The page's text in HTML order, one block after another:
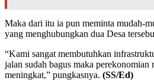
Maka dari itu ia pun meminta mudah-
yang menghubungkan dua Desa
“Kami sangat membutuhkan
jalan sudah bagus maka perekonomian
meningkat,” pungkasnya. (SS/Ed)